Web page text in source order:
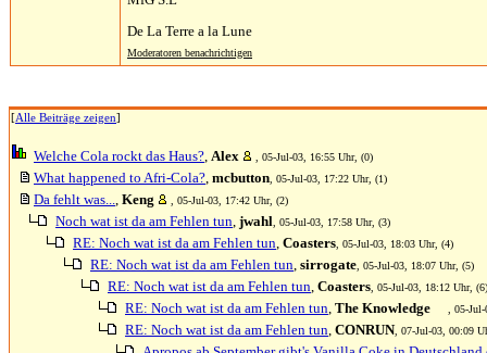
De La Terre a la Lune
Moderatoren benachrichtigen
[Alle Beiträge zeigen]
Welche Cola rockt das Haus?, Alex , 05-Jul-03, 16:55 Uhr, (0)
What happened to Afri-Cola?, mcbutton , 05-Jul-03, 17:22 Uhr, (1)
Da fehlt was..., Keng , 05-Jul-03, 17:42 Uhr, (2)
Noch wat ist da am Fehlen tun, jwahl , 05-Jul-03, 17:58 Uhr, (3)
RE: Noch wat ist da am Fehlen tun, Coasters , 05-Jul-03, 18:03 Uhr, (4)
RE: Noch wat ist da am Fehlen tun, sirrogate , 05-Jul-03, 18:07 Uhr, (5)
RE: Noch wat ist da am Fehlen tun, Coasters , 05-Jul-03, 18:12 Uhr, (6)
RE: Noch wat ist da am Fehlen tun, The Knowledge , 05-
RE: Noch wat ist da am Fehlen tun, CONRUN , 07-Jul-03, 00:09